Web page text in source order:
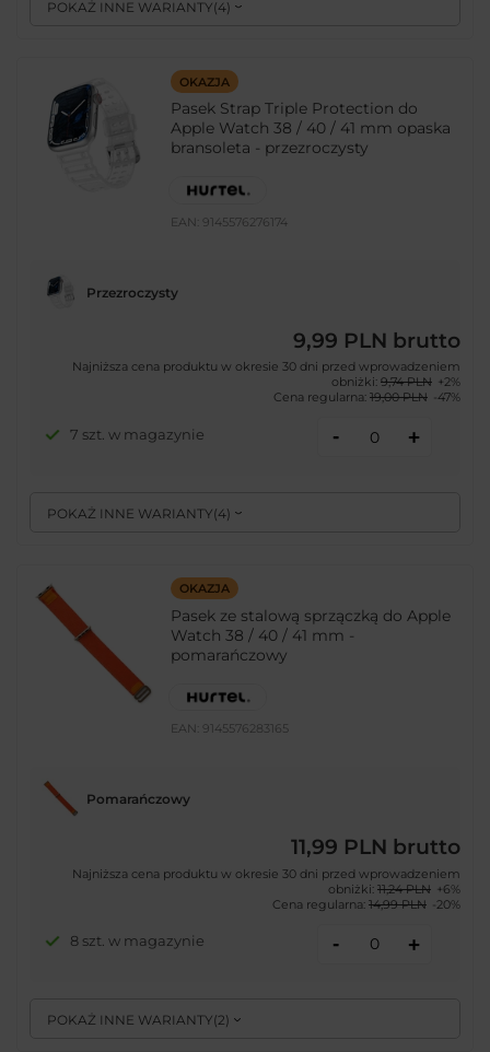
POKAŻ INNE WARIANTY(4)
OKAZJA
Pasek Strap Triple Protection do
Apple Watch 38 / 40 / 41 mm opaska
bransoleta - przezroczysty
EAN: 9145576276174
POKAŻ INNE WARIANTY(4)
Przezroczysty
9,99 PLN brutto
Najniższa cena produktu w okresie 30 dni przed wprowadzeniem
obniżki: 9,74 PLN +2%
Cena regularna: 19,00 PLN -47%
7 szt. w magazynie - +
OKAZJA
Pasek ze stalową sprzączką do Apple
Watch 38 / 40 / 41 mm -
pomarańczowy
EAN: 9145576283165
POKAŻ INNE WARIANTY(2)
Pomarańczowy
11,99 PLN brutto
Najniższa cena produktu w okresie 30 dni przed wprowadzeniem
obniżki: 11,24 PLN +6%
Cena regularna: 14,99 PLN -20%
8 szt. w magazynie - +